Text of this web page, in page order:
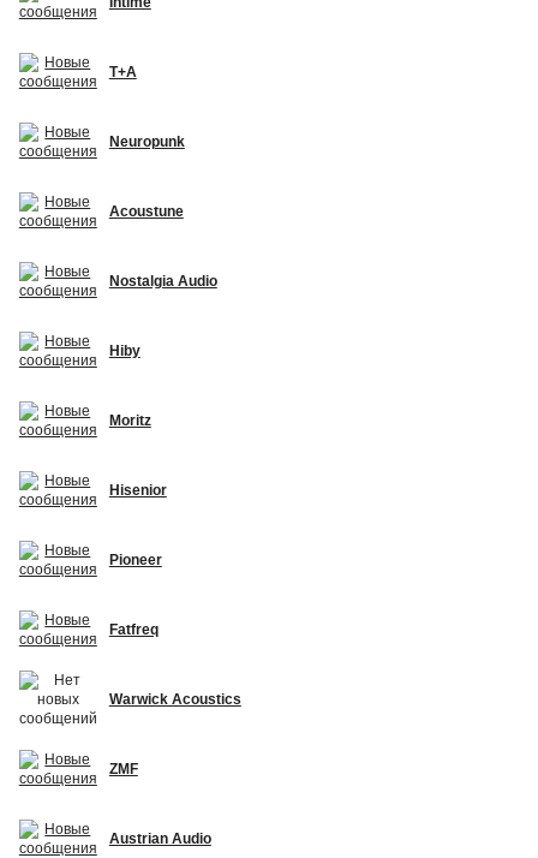
T+A
Neuropunk
Acoustune
Nostalgia Audio
Hiby
Moritz
Hisenior
Pioneer
Fatfreq
Warwick Acoustics
ZMF
Austrian Audio